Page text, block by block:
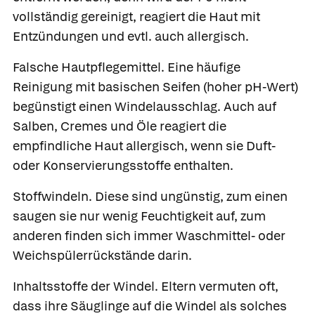
vollständig gereinigt, reagiert die Haut mit
Entzündungen und evtl. auch allergisch.
Falsche Hautpflegemittel. Eine häufige
Reinigung mit basischen Seifen (hoher pH-Wert)
begünstigt einen Windelausschlag. Auch auf
Salben, Cremes und Öle reagiert die
empfindliche Haut allergisch, wenn sie Duft-
oder Konservierungsstoffe enthalten.
Stoffwindeln. Diese sind ungünstig, zum einen
saugen sie nur wenig Feuchtigkeit auf, zum
anderen finden sich immer Waschmittel- oder
Weichspülerrückstände darin.
Inhaltsstoffe der Windel. Eltern vermuten oft,
dass ihre Säuglinge auf die Windel als solches